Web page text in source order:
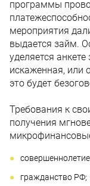
программы
мероприятия
выдается займ.
уделяется
искаженная, или
это будет
Требования к
получения
гражданство РФ;